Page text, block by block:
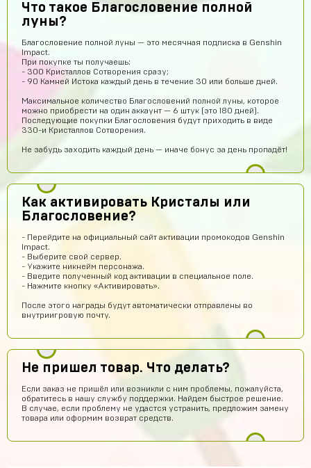
Что такое Благословение полной
луны?
Благословение полной луны — это месячная подписка в Genshin
Impact.
При покупке ты получаешь:
- 300 Кристаллов Сотворения сразу;
- 90 Камней Истока каждый день в течение 30 или больше дней.
Максимальное количество Благословений полной луны, которое
можно приобрести на один аккаунт — 6 штук (это 180 дней).
Последующие покупки Благословения будут приходить в виде
330-и Кристаллов Сотворения.
Не забудь заходить каждый день — иначе бонус за день пропадёт!
Как активировать Кристалы или
Благословение?
- Перейдите на официальный сайт активации промокодов Genshin
Impact.
- Выберите свой сервер.
- Укажите никнейм персонажа.
- Введите полученный код активации в специальное поле.
- Нажмите кнопку «Активировать».
После этого награды будут автоматически отправлены во
внутриигровую почту.
Не пришел товар. Что делать?
Если заказ не пришёл или возникли с ним проблемы, пожалуйста,
обратитесь в нашу службу поддержки. Найдем быстрое решение.
В случае, если проблему не удастся устранить, предложим замену
товара или оформим возврат средств.
топппппп!
Александр Гылин
Купил
Алексей Волков
Надежный))
Офигетт
10 часов назад
Сайт норм
hits250908
Годно
Fese 8 часов назад